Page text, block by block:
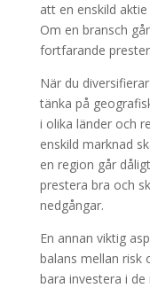
att en enskild
Om en bransch
fortfarande
När du
tänka på
i olika länder och
enskild marknad
en region går
prestera bra och
nedgångar.
En annan viktig
balans mellan risk
bara investera i